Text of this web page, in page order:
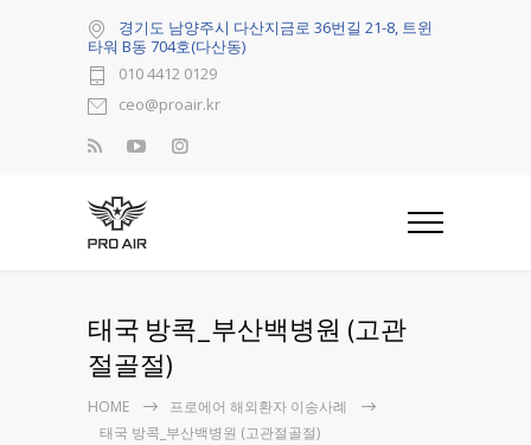
경기도 남양주시 다산지금로 36번길 21-8, 트윈
타워 B동 704호(다산동)
010 4412 0129
ceo@proair.kr
태국 방콕_부산백병원 (고관
절골절)
HOME
프로에어 해외환자 이송사례
태국 방콕_부산백병원 (고관절골절)